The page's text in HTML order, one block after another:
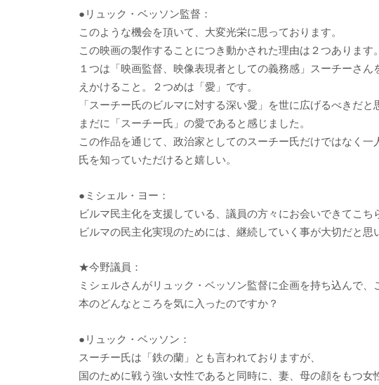
●リュック・ベッソン監督：
このような機会を頂いて、大変光栄に思っております。
この映画の製作することにつき動かされた理由は２つあります。
１つは「映画監督、映像表現者としての義務感」スーチーさ
えかけること。２つめは「愛」です。
「スーチー氏のビルマに対する深い愛」を世に広げるべきだ
まだに「スーチー氏」の愛であると感じました。
この作品を通じて、政治家としてのスーチー氏だけではなく
氏を知っていただけると嬉しい。
●ミシェル・ヨー：
ビルマ民主化を支援している、議員の方々にお会いできてこち
ビルマの民主化実現のためには、継続していく事が大切だと思
★今野議員：
ミシェルさんがリュック・ベッソン監督に企画を持ち込んで
本のどんなところを気に入ったのですか？
●リュック・ベッソン：
スーチー氏は「鉄の蘭」とも言われておりますが、
国のために戦う強い女性であると同時に、妻、母の顔をもつ女